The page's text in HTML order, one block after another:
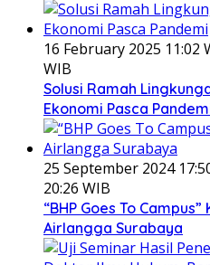
16 February 2025 11:02
WIB
Solusi Ramah
Ekonomi Pasca
25 September 2024
20:26 WIB
“BHP Goes To
Airlangga Surabaya